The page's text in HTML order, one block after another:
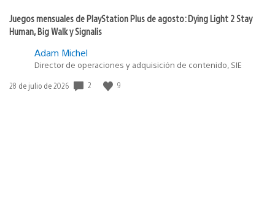
Juegos mensuales de PlayStation Plus de agosto: Dying Light 2 Stay
Human, Big Walk y Signalis
Adam Michel
Director de operaciones y adquisición de contenido, SIE
Fecha
28 de julio de 2026 2 9